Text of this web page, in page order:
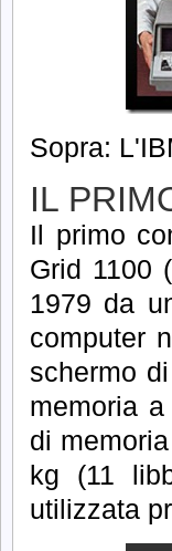
Sopra:
IL
Il primo
Grid 1100
1979 da
computer
schermo
memoria
di
kg (11
utilizzata